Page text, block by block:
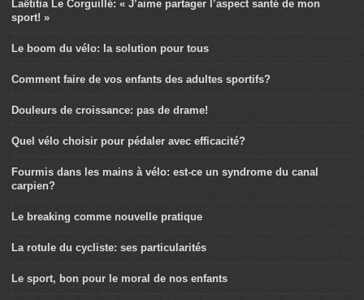
Laëtitia Le Corguillé: « J’aime partager l’aspect santé de mon
sport! »
Le boom du vélo: la solution pour tous
Comment faire de vos enfants des adultes sportifs?
Douleurs de croissance: pas de drame!
Quel vélo choisir pour pédaler avec efficacité?
Fourmis dans les mains à vélo: est-ce un syndrome du canal
carpien?
Le breaking comme nouvelle pratique
La rotule du cycliste: ses particularités
Le sport, bon pour le moral de nos enfants